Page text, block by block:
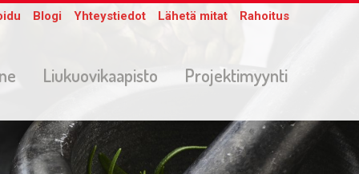
Blogi Yhteystiedot Lähetä mitat Rahoitus
Liukuovikaapisto Projektimyynti